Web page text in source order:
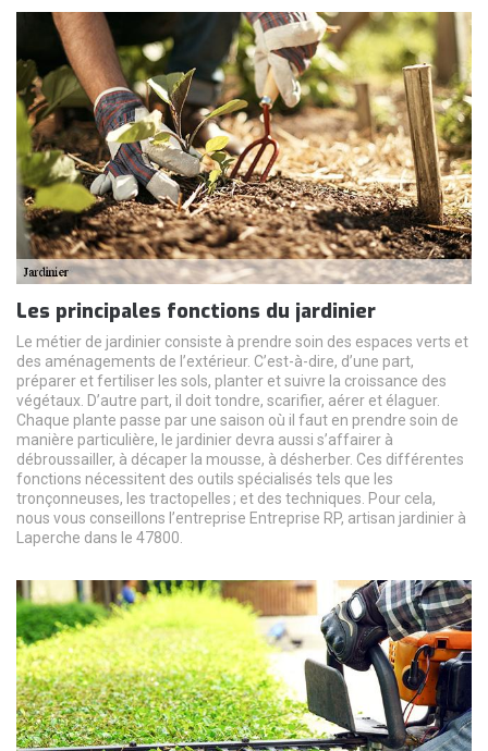
Les principales fonctions du jardinier
Le métier de jardinier consiste à prendre soin des espaces verts et
des aménagements de l’extérieur. C’est-à-dire, d’une part,
préparer et fertiliser les sols, planter et suivre la croissance des
végétaux. D’autre part, il doit tondre, scarifier, aérer et élaguer.
Chaque plante passe par une saison où il faut en prendre soin de
manière particulière, le jardinier devra aussi s’affairer à
débroussailler, à décaper la mousse, à désherber. Ces différentes
fonctions nécessitent des outils spécialisés tels que les
tronçonneuses, les tractopelles ; et des techniques. Pour cela,
nous vous conseillons l’entreprise Entreprise RP, artisan jardinier à
Laperche dans le 47800.